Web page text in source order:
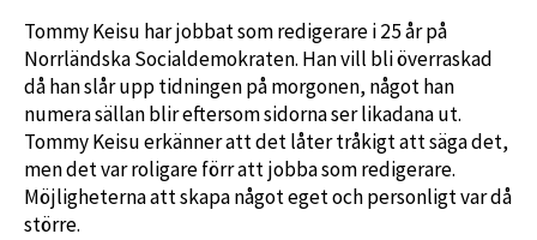
Tommy Keisu har jobbat som redigerare i 25 år på
Norrländska Socialdemokraten. Han vill bli överraskad
då han slår upp tidningen på morgonen, något han
numera sällan blir eftersom sidorna ser likadana ut.
Tommy Keisu erkänner att det låter tråkigt att säga det,
men det var roligare förr att jobba som redigerare.
Möjligheterna att skapa något eget och personligt var då
större.